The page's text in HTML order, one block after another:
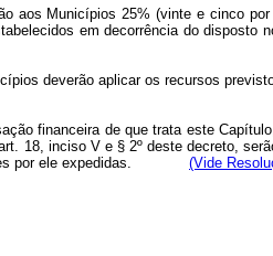
aos Municípios 25% (vinte e cinco
em decorrência do
deverão aplicar os recursos
financeira de que trata este
18, inciso V e § 2º deste decreto,
por ele expedidas. (Vide